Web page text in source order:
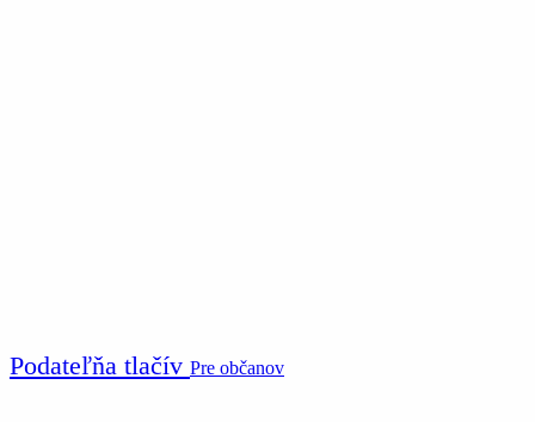
Podateľňa tlačív Pre občanov